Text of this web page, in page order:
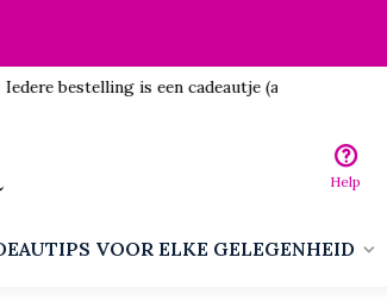
bestelling is een cadeautje (aan jezelf)!
Help
VOOR ELKE GELEGENHEID